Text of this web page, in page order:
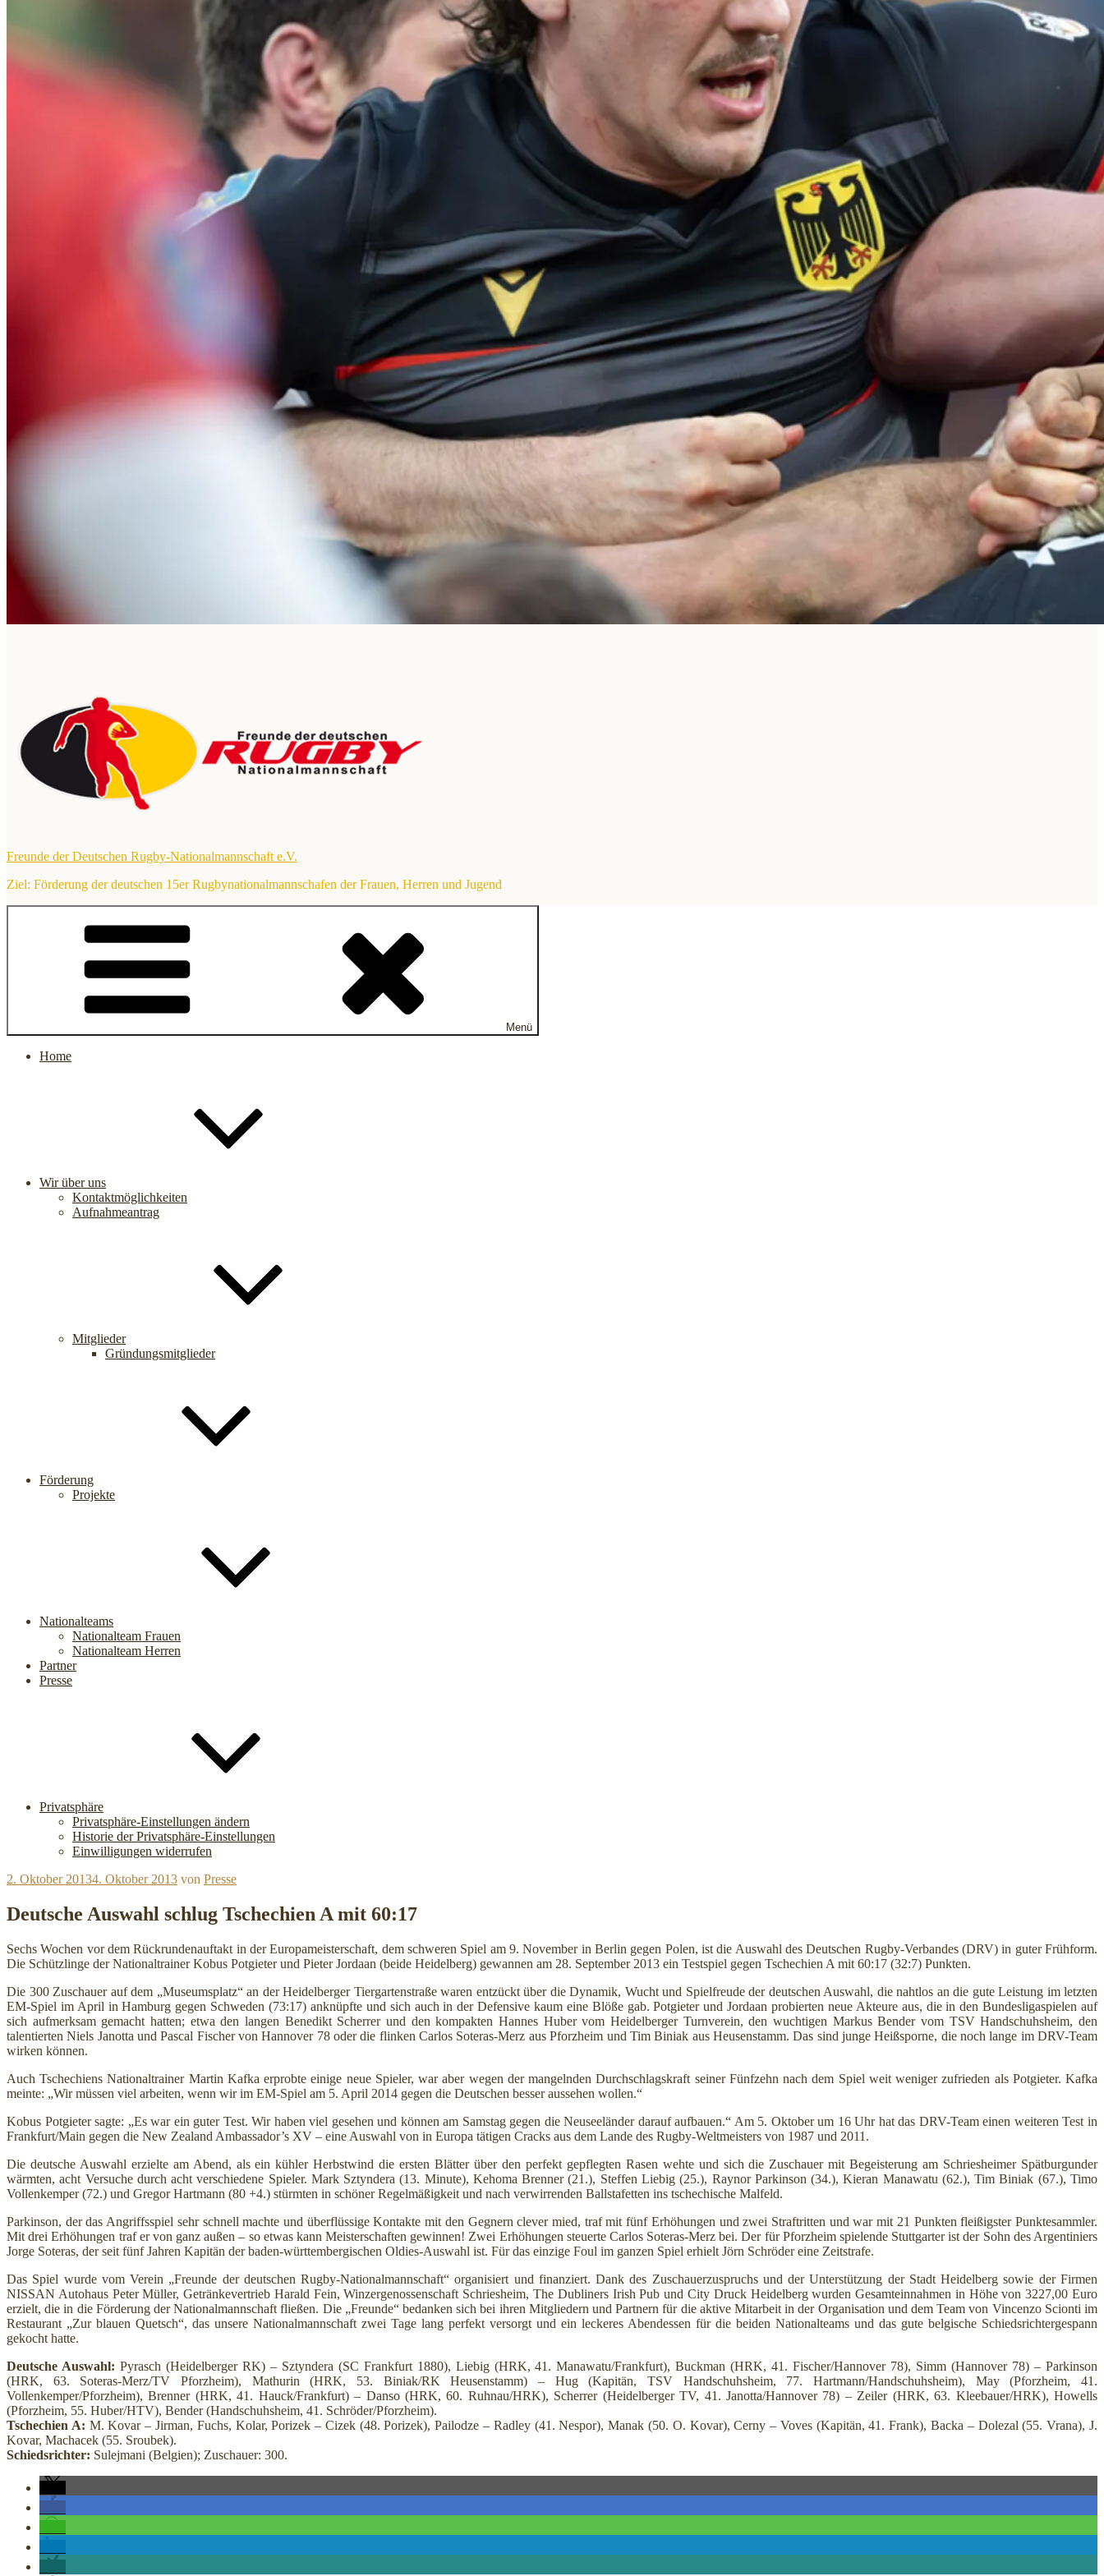
Freunde der Deutschen Rugby-Nationalmannschaft e.V.
Ziel: Förderung der deutschen 15er Rugbynationalmannschafen der Frauen, Herren und Jugend
Menü
Home
Wir über uns
Kontaktmöglichkeiten
Aufnahmeantrag
Mitglieder
Gründungsmitglieder
Förderung
Projekte
Nationalteams
Nationalteam Frauen
Nationalteam Herren
Partner
Presse
Privatsphäre
Privatsphäre-Einstellungen ändern
Historie der Privatsphäre-Einstellungen
Einwilligungen widerrufen
Veröffentlicht
2. Oktober 20134. Oktober 2013 von Presse
Deutsche Auswahl schlug Tschechien A mit 60:17
Sechs Wochen vor dem Rückrundenauftakt in der Europameisterschaft, dem schweren Spiel am 9. November in Berlin gegen Polen, ist die Auswahl des Deutschen Rugby-Verbandes (DRV) in guter Frühform.
Die Schützlinge der Nationaltrainer Kobus Potgieter und Pieter Jordaan (beide Heidelberg) gewannen am 28. September 2013 ein Testspiel gegen Tschechien A mit 60:17 (32:7) Punkten.
Die 300 Zuschauer auf dem „Museumsplatz“ an der Heidelberger Tiergartenstraße waren entzückt über die Dynamik, Wucht und Spielfreude der deutschen Auswahl, die nahtlos an die gute Leistung im letzten
EM-Spiel im April in Hamburg gegen Schweden (73:17) anknüpfte und sich auch in der Defensive kaum eine Blöße gab. Potgieter und Jordaan probierten neue Akteure aus, die in den Bundesligaspielen auf
sich aufmerksam gemacht hatten; etwa den langen Benedikt Scherrer und den kompakten Hannes Huber vom Heidelberger Turnverein, den wuchtigen Markus Bender vom TSV Handschuhsheim, den
talentierten Niels Janotta und Pascal Fischer von Hannover 78 oder die flinken Carlos Soteras-Merz aus Pforzheim und Tim Biniak aus Heusenstamm. Das sind junge Heißsporne, die noch lange im DRV-Team
wirken können.
Auch Tschechiens Nationaltrainer Martin Kafka erprobte einige neue Spieler, war aber wegen der mangelnden Durchschlagskraft seiner Fünfzehn nach dem Spiel weit weniger zufrieden als Potgieter. Kafka
meinte: „Wir müssen viel arbeiten, wenn wir im EM-Spiel am 5. April 2014 gegen die Deutschen besser aussehen wollen.“
Kobus Potgieter sagte: „Es war ein guter Test. Wir haben viel gesehen und können am Samstag gegen die Neuseeländer darauf aufbauen.“ Am 5. Oktober um 16 Uhr hat das DRV-Team einen weiteren Test in
Frankfurt/Main gegen die New Zealand Ambassador’s XV – eine Auswahl von in Europa tätigen Cracks aus dem Lande des Rugby-Weltmeisters von 1987 und 2011.
Die deutsche Auswahl erzielte am Abend, als ein kühler Herbstwind die ersten Blätter über den perfekt gepflegten Rasen wehte und sich die Zuschauer mit Begeisterung am Schriesheimer Spätburgunder
wärmten, acht Versuche durch acht verschiedene Spieler. Mark Sztyndera (13. Minute), Kehoma Brenner (21.), Steffen Liebig (25.), Raynor Parkinson (34.), Kieran Manawatu (62.), Tim Biniak (67.), Timo
Vollenkemper (72.) und Gregor Hartmann (80 +4.) stürmten in schöner Regelmäßigkeit und nach verwirrenden Ballstafetten ins tschechische Malfeld.
Parkinson, der das Angriffsspiel sehr schnell machte und überflüssige Kontakte mit den Gegnern clever mied, traf mit fünf Erhöhungen und zwei Straftritten und war mit 21 Punkten fleißigster Punktesammler.
Mit drei Erhöhungen traf er von ganz außen – so etwas kann Meisterschaften gewinnen! Zwei Erhöhungen steuerte Carlos Soteras-Merz bei. Der für Pforzheim spielende Stuttgarter ist der Sohn des Argentiniers
Jorge Soteras, der seit fünf Jahren Kapitän der baden-württembergischen Oldies-Auswahl ist. Für das einzige Foul im ganzen Spiel erhielt Jörn Schröder eine Zeitstrafe.
Das Spiel wurde vom Verein „Freunde der deutschen Rugby-Nationalmannschaft“ organisiert und finanziert. Dank des Zuschauerzuspruchs und der Unterstützung der Stadt Heidelberg sowie der Firmen
NISSAN Autohaus Peter Müller, Getränkevertrieb Harald Fein, Winzergenossenschaft Schriesheim, The Dubliners Irish Pub und City Druck Heidelberg wurden Gesamteinnahmen in Höhe von 3227,00 Euro
erzielt, die in die Förderung der Nationalmannschaft fließen. Die „Freunde“ bedanken sich bei ihren Mitgliedern und Partnern für die aktive Mitarbeit in der Organisation und dem Team von Vincenzo Scionti im
Restaurant „Zur blauen Quetsch“, das unsere Nationalmannschaft zwei Tage lang perfekt versorgt und ein leckeres Abendessen für die beiden Nationalteams und das gute belgische Schiedsrichtergespann
gekocht hatte.
Deutsche Auswahl: Pyrasch (Heidelberger RK) – Sztyndera (SC Frankfurt 1880), Liebig (HRK, 41. Manawatu/Frankfurt), Buckman (HRK, 41. Fischer/Hannover 78), Simm (Hannover 78) – Parkinson
(HRK, 63. Soteras-Merz/TV Pforzheim), Mathurin (HRK, 53. Biniak/RK Heusenstamm) – Hug (Kapitän, TSV Handschuhsheim, 77. Hartmann/Handschuhsheim), May (Pforzheim, 41.
Vollenkemper/Pforzheim), Brenner (HRK, 41. Hauck/Frankfurt) – Danso (HRK, 60. Ruhnau/HRK), Scherrer (Heidelberger TV, 41. Janotta/Hannover 78) – Zeiler (HRK, 63. Kleebauer/HRK), Howells
(Pforzheim, 55. Huber/HTV), Bender (Handschuhsheim, 41. Schröder/Pforzheim).
Tschechien A: M. Kovar – Jirman, Fuchs, Kolar, Porizek – Cizek (48. Porizek), Pailodze – Radley (41. Nespor), Manak (50. O. Kovar), Cerny – Voves (Kapitän, 41. Frank), Backa – Dolezal (55. Vrana), J.
Kovar, Machacek (55. Sroubek).
Schiedsrichter: Sulejmani (Belgien); Zuschauer: 300.